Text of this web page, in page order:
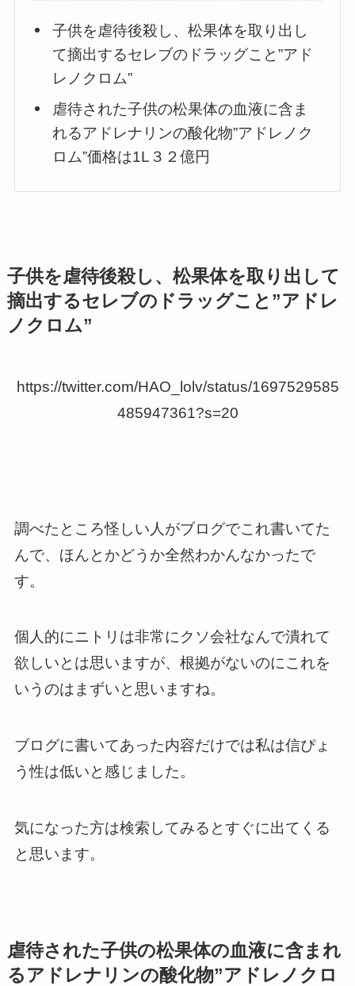
子供を虐待後殺し、松果体を取り出し
て摘出するセレブのドラッグこと”アド
レノクロム”
虐待された子供の松果体の血液に含ま
れるアドレナリンの酸化物”アドレノク
ロム”価格は1L３２億円
子供を虐待後殺し、松果体を取り出して
摘出するセレブのドラッグこと”アドレ
ノクロム”
https://twitter.com/HAO_lolv/status/1697529585
485947361?s=20
調べたところ怪しい人がブログでこれ書いてた
んで、ほんとかどうか全然わかんなかったで
す。
個人的にニトリは非常にクソ会社なんで潰れて
欲しいとは思いますが、根拠がないのにこれを
いうのはまずいと思いますね。
ブログに書いてあった内容だけでは私は信ぴょ
う性は低いと感じました。
気になった方は検索してみるとすぐに出てくる
と思います。
虐待された子供の松果体の血液に含まれ
るアドレナリンの酸化物”アドレノクロ